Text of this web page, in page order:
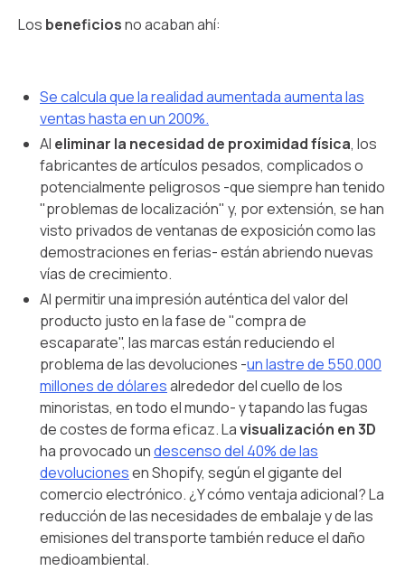
Los beneficiosno acaban ahí:
Se calcula que la realidad aumentada aumenta las
ventas hasta en un 200%.
Al eliminar la necesidad de proximidad física, los
fabricantes de artículos pesados, complicados o
potencialmente peligrosos -que siempre han tenido
"problemas de localización" y, por extensión, se han
visto privados de ventanas de exposición como las
demostraciones en ferias- están abriendo nuevas
vías de crecimiento.
Al permitir una impresión auténtica del valor del
producto justo en la fase de "compra de
escaparate", las marcas están reduciendo el
problema de las devoluciones -un lastre de 550.000
millones de dólaresalrededor del cuello de los
minoristas, en todo el mundo- y tapando las fugas
de costes de forma eficaz. Lavisualización en 3D
ha provocado undescenso del 40% de las
devolucionesen Shopify, según el gigante del
comercio electrónico. ¿Y cómo ventaja adicional? La
reducción de las necesidades de embalaje y de las
emisiones del transporte también reduce el daño
medioambiental.